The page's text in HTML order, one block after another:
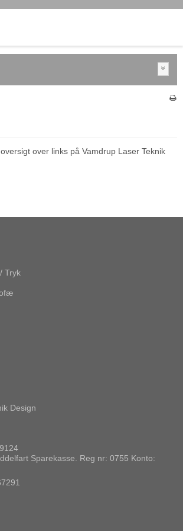
over links på Vamdrup Laser Teknik
Tryk
Design
Sparekasse. Reg nr: 0755 Konto: